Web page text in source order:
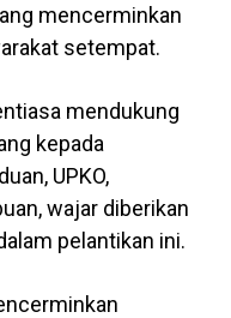
mencerminkan
setempat.
mendukung
kepada
UPKO,
wajar diberikan
pelantikan ini.